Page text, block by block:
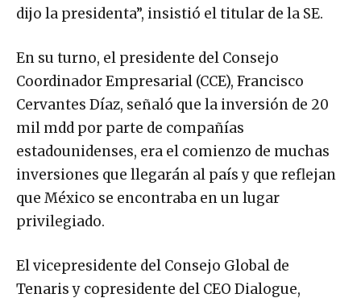
dijo la presidenta”, insistió el titular de la SE.
En su turno, el presidente del Consejo
Coordinador Empresarial (CCE), Francisco
Cervantes Díaz, señaló que la inversión de 20
mil mdd por parte de compañías
estadounidenses, era el comienzo de muchas
inversiones que llegarán al país y que reflejan
que México se encontraba en un lugar
privilegiado.
El vicepresidente del Consejo Global de
Tenaris y copresidente del CEO Dialogue,